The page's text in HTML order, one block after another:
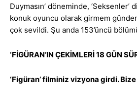
Duymasın’ döneminde,
konuk oyuncu olarak girmem
çok sevildi. Şu anda 153’üncü
‘FİGÜRAN’IN ÇEKİMLERİ 18 GÜN
‘Figüran’ filminiz vizyona girdi.